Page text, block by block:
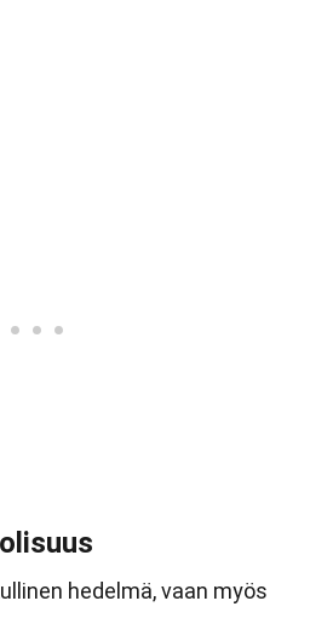
hedelmä, vaan myös